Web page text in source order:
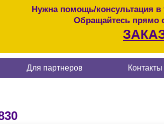
Нужна помощь/консультация в
Обращайтесь прямо
Для партнеров Контакты